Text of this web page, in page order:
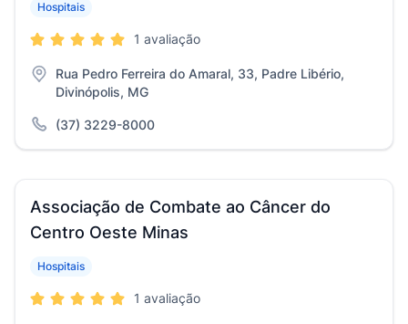
Hospitais
1 avaliação
Rua Pedro Ferreira do Amaral, 33, Padre Libério,
Divinópolis, MG
(37) 3229-8000
Associação de Combate ao Câncer do
Centro Oeste Minas
Hospitais
1 avaliação